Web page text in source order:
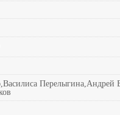
Перелыгина,Андрей